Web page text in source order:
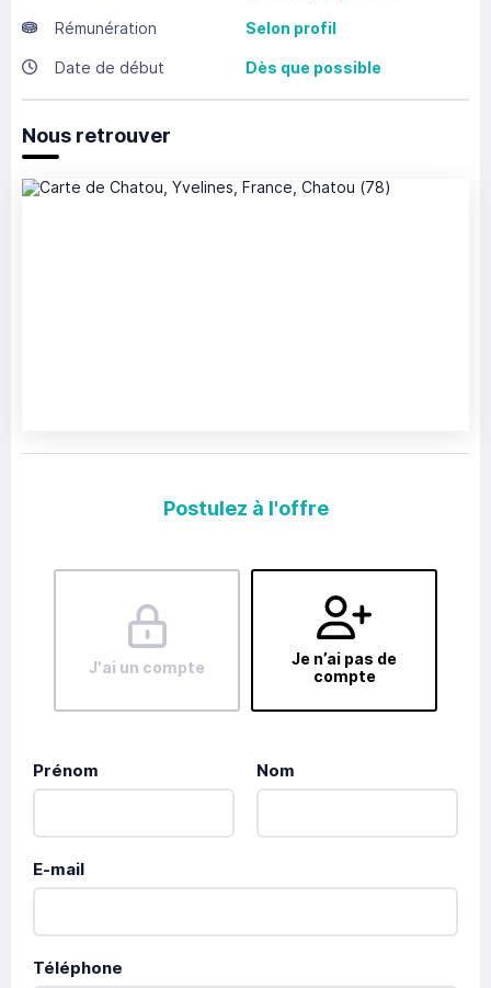
Rémunération Selon profil
Date de début Dès que possible
Nous retrouver
Postulez à l'offre
J'ai un compte
Je n’ai pas de
compte
Prénom Nom
E-mail
Téléphone